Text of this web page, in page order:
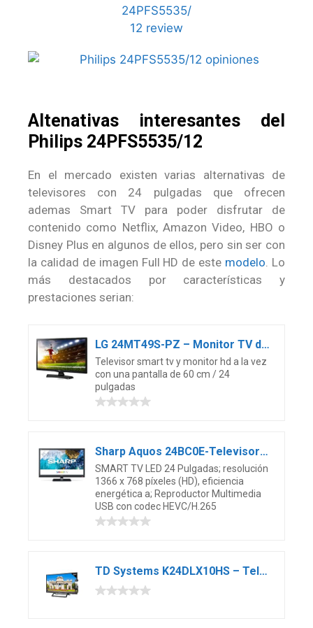
Altenativas interesantes del
Philips 24PFS5535/12
En el mercado existen varias alternativas de
televisores con 24 pulgadas que ofrecen
ademas Smart TV para poder disfrutar de
contenido como Netflix, Amazon Video, HBO o
Disney Plus en algunos de ellos, pero sin ser con
la calidad de imagen Full HD de este modelo. Lo
más destacados por características y
prestaciones serian:
LG 24MT49S-PZ – Monitor TV de 24″ (60 cm, Smart TV LED HD, 1366 x 768 Pixels, Modo Cine, Modo Juego), Color Negro Brillante
Televisor smart tv y monitor hd a la vez
con una pantalla de 60 cm / 24
pulgadas
Sharp Aquos 24BC0E-Televisor Smart TV de 24″-24 Pulgadas HD WiFi (resolución 1368 x 720, 2 x HDMI, 2 x USB) Color Negro, 1T-C24BC0ER2NB
SMART TV LED 24 Pulgadas; resolución
1366 x 768 píxeles (HD), eficiencia
energética a; Reproductor Multimedia
USB con codec HEVC/H.265
TD Systems K24DLX10HS – Televisor Smart TV 24″ Android y HBBTV, 2X HDMI, 2X USB, DVB-T2/C/S2, 800 PCI Hz, Modo Hotel, Negro